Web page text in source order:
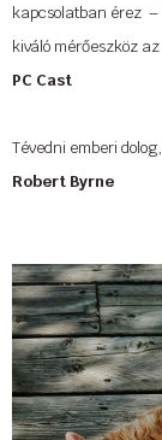
kapcsolatban érez
kiváló mérőeszköz
PC Cast
Tévedni emberi
Robert Byrne
végtelenül
Hippolyte Taine
Hiszem, hogy a
benne, hogy egy